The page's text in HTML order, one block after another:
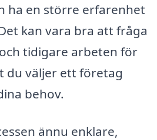
ha en större erfarenhet
kan vara bra att fråga
tidigare arbeten för
du väljer ett företag
behov.
ännu enklare,